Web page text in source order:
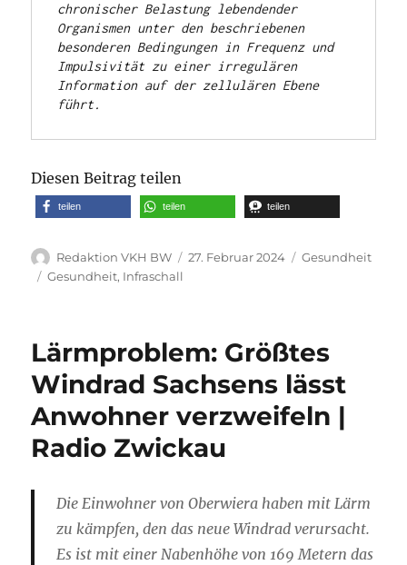
chronischer Belastung lebendender
Organismen unter den beschriebenen
besonderen Bedingungen in Frequenz und
Impulsivität zu einer irregulären
Information auf der zellulären Ebene
führt.
Diesen Beitrag teilen
teilen teilen teilen
Autor
Redaktion VKH BW
Veröffentlicht
27. Februar 2024 Kategorien
Gesundheit
Schlagwörter
Gesundheit, Infraschall
Lärmproblem: Größtes
Windrad Sachsens lässt
Anwohner verzweifeln |
Radio Zwickau
Die Einwohner von Oberwiera haben mit Lärm
zu kämpfen, den das neue Windrad verursacht.
Es ist mit einer Nabenhöhe von 169 Metern das